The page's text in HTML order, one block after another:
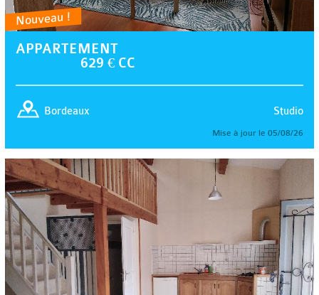
Nouveau !
APPARTEMENT
629 € CC
Studio
Bordeaux
Mise à jour le 05/08/26